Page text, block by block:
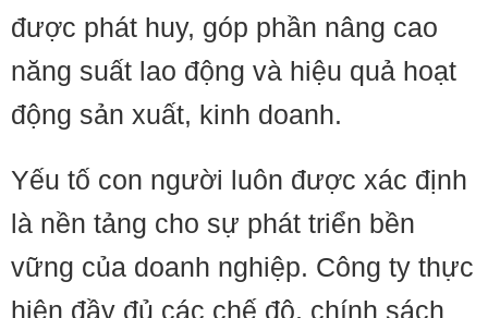
được phát huy, góp phần nâng cao
năng suất lao động và hiệu quả hoạt
động sản xuất, kinh doanh.
Yếu tố con người luôn được xác định
là nền tảng cho sự phát triển bền
vững của doanh nghiệp. Công ty thực
hiện đầy đủ các chế độ, chính sách